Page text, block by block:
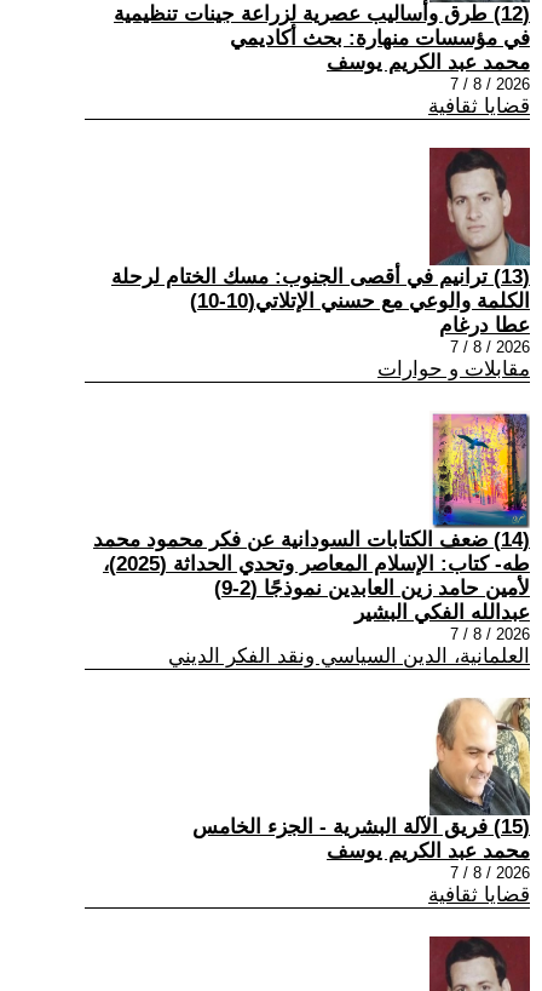
(12) طرق وأساليب عصرية لزراعة جينات تنظيمية
في مؤسسات منهارة: بحث أكاديمي
محمد عبد الكريم يوسف
2026 / 8 / 7
قضايا ثقافية
(13) ترانيم في أقصى الجنوب: مسك الختام لرحلة
الكلمة والوعي مع حسني الإتلاتي(10-10)
عطا درغام
2026 / 8 / 7
مقابلات و حوارات
(14) ضعف الكتابات السودانية عن فكر محمود محمد
طه- كتاب: الإسلام المعاصر وتحدي الحداثة (2025)،
لأمين حامد زين العابدين نموذجًا (2-9)
عبدالله الفكي البشير
2026 / 8 / 7
العلمانية، الدين السياسي ونقد الفكر الديني
(15) فريق الآلة البشرية - الجزء الخامس
محمد عبد الكريم يوسف
2026 / 8 / 7
قضايا ثقافية